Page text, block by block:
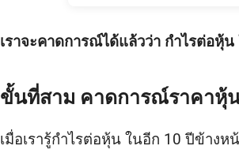
เราจะคาดการณ์ได้แล้วว่า กำไรต่อ
ขั้นที่สาม คาดการณ์ราคาหุ้
เมื่อเรารู้กำไรต่อหุ้น ในอีก 10 ปีข้างห